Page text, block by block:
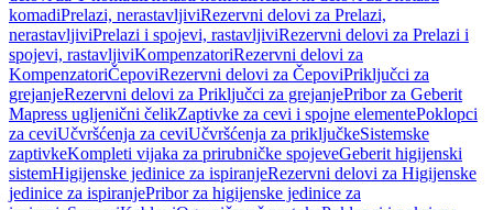
komadiPrelazi, nerastavljiviRezervni delovi za Prelazi,
nerastavljiviPrelazi i spojevi, rastavljiviRezervni delovi za Prelazi i
spojevi, rastavljiviKompenzatoriRezervni delovi za
KompenzatoriČepoviRezervni delovi za ČepoviPriključci za
grejanjeRezervni delovi za Priključci za grejanjePribor za Geberit
Mapress ugljenični čelikZaptivke za cevi i spojne elementePoklopci
za ceviUčvršćenja za ceviUčvršćenja za priključkeSistemske
zaptivkeKompleti vijaka za prirubničke spojeveGeberit higijenski
sistemHigijenske jedinice za ispiranjeRezervni delovi za Higijenske
jedinice za ispiranjePribor za higijenske jedinice za